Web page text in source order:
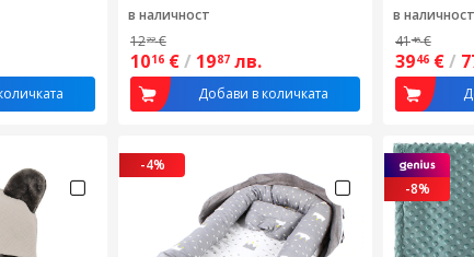
в наличност
1222 €
1016 €/ 1987 лв.
Добави в количката
в наличност
4146 €
3946 €/
-4%
-8%